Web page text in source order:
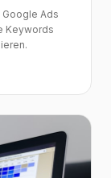
Google Ads
Keywords